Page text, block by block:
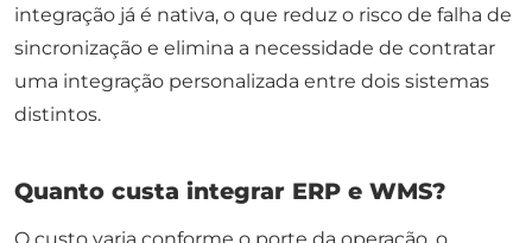
integração já é nativa, o que reduz o risco de falha de
sincronização e elimina a necessidade de contratar
uma integração personalizada entre dois sistemas
distintos.
Quanto custa integrar ERP e WMS?